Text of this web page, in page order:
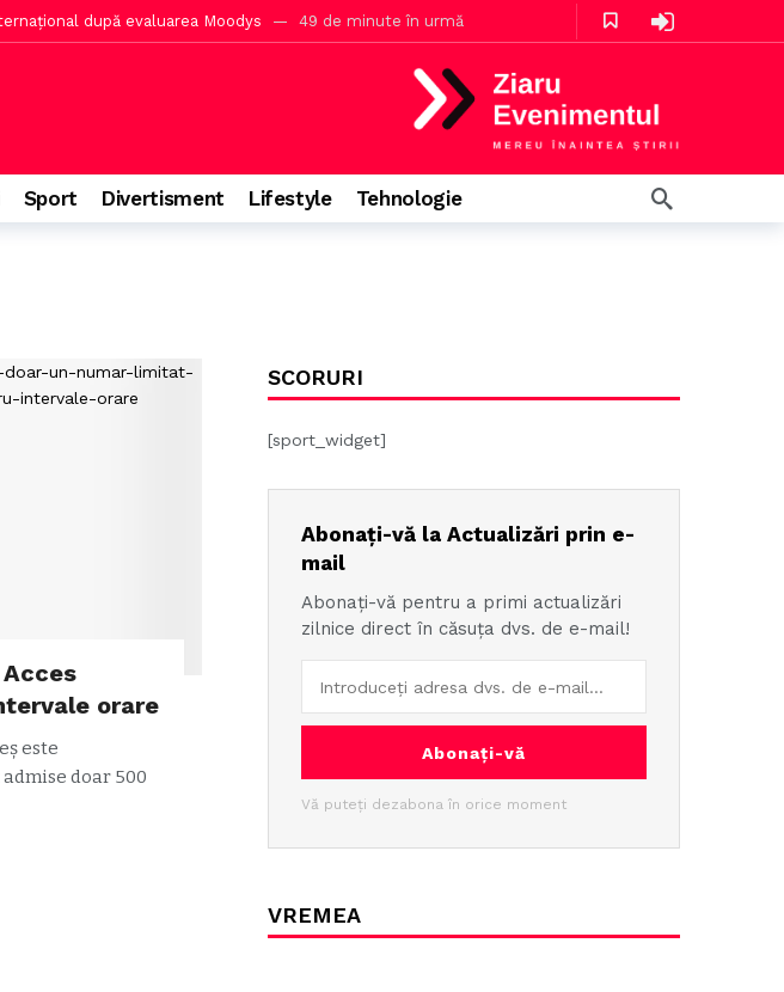
după evaluarea Moodys 49 de minute în urmă
sectorului public și privat 4 ore în urmă
Neagră 6 ore în urmă
Sport Divertisment Lifestyle Tehnologie
orare
este
doar 500
SCORURI
[sport_widget]
Abonați-vă la Actualizări prin e-
mail
Abonați-vă pentru a primi actualizări
zilnice direct în căsuța dvs. de e-mail!
Abonați-vă
Vă puteți dezabona în orice moment
VREMEA